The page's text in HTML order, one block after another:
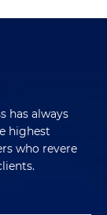
has always
highest
who revere